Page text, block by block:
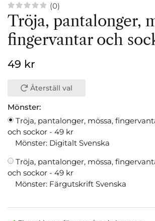
(0)
Tröja, pantalonger,
fingervantar och
49 kr
Återställ val
Mönster:
Tröja, pantalonger, mössa,
och sockor - 49 kr
Mönster: Digitalt Svenska
Tröja, pantalonger, mössa,
och sockor - 49 kr
Mönster: Färgutskrift Svenska